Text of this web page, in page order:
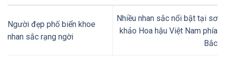
Người đẹp phố biển khoe
nhan sắc rạng ngời
Nhiều nhan sắc nổi bật tại sơ
khảo Hoa hậu Việt Nam phía
Bắc